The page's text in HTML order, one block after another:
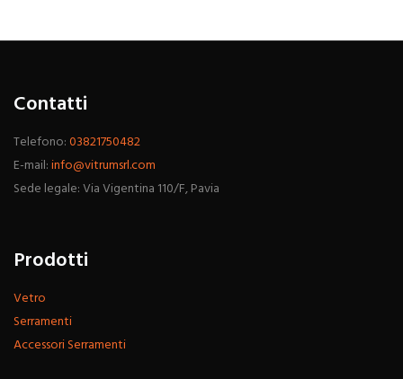
Contatti
Telefono:03821750482
E-mail:info@vitrumsrl.com
Sede legale: Via Vigentina 110/F, Pavia
Prodotti
Vetro
Serramenti
Accessori Serramenti